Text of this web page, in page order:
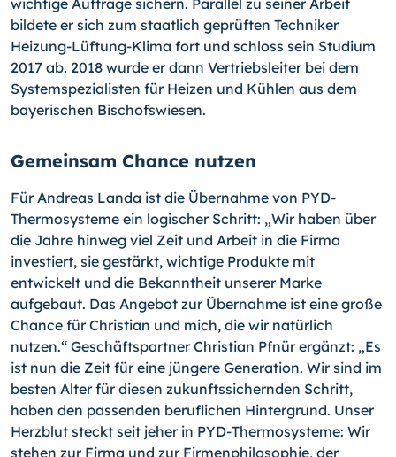
wichtige Aufträge sichern. Parallel zu seiner Arbeit
bildete er sich zum staatlich geprüften Techniker
Heizung-Lüf­tung-Klima fort und schloss sein Studium
2017 ab. 2018 wurde er dann Vertriebsleiter bei dem
Systemspezialisten für Heizen und Kühlen aus dem
bayerischen Bischofswiesen.
Gemeinsam Chance nutzen
Für Andreas Landa ist die Übernahme von PYD-
Thermosysteme ein logischer Schritt: „Wir haben über
die Jahre hinweg viel Zeit und Arbeit in die Firma
investiert, sie gestärkt, wichtige Produkte mit
entwickelt und die Bekanntheit unserer Marke
aufgebaut. Das Angebot zur Übernahme ist eine große
Chance für Christian und mich, die wir natürlich
nutzen.“ Geschäftspartner Christian Pfnür ergänzt: „Es
ist nun die Zeit für eine jüngere Generation. Wir sind im
besten Alter für diesen zukunftssichernden Schritt,
haben den passenden beruflichen Hintergrund. Unser
Herzblut steckt seit jeher in PYD-Thermosysteme: Wir
stehen zur Firma und zur Firmenphilosophie, der